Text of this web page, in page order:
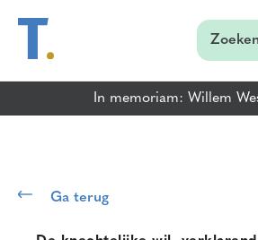
Zoeken
In memoriam: Willem
Ga terug